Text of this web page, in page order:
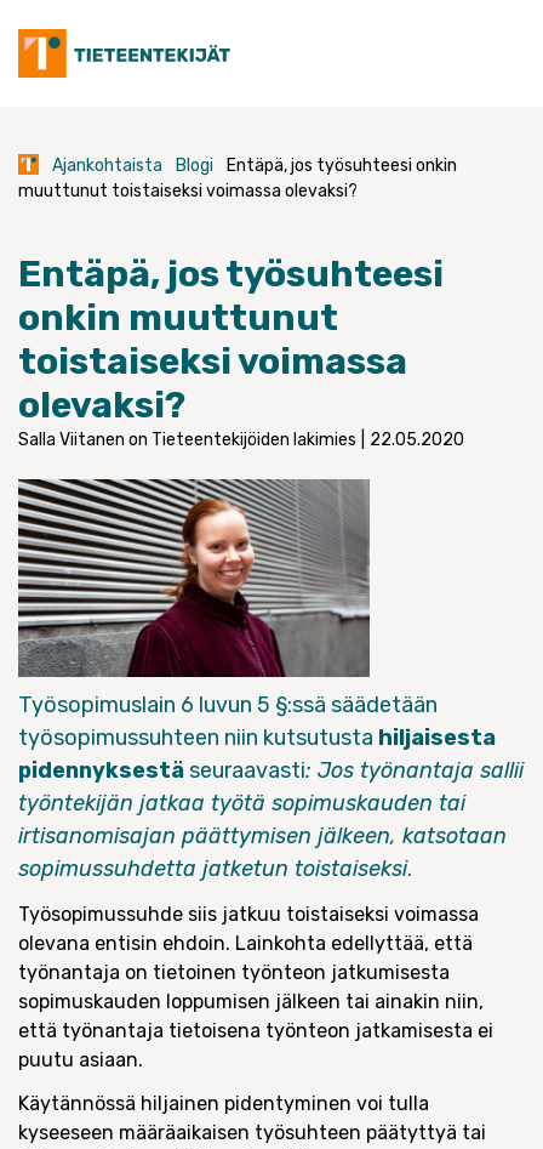
content
Ajankohtaista Blogi
Entäpä, jos työsuhteesi onkin
muuttunut toistaiseksi voimassa olevaksi?
Entäpä, jos työsuhteesi
onkin muuttunut
toistaiseksi voimassa
olevaksi?
Salla Viitanen on Tieteentekijöiden lakimies 22.05.2020
Työsopimuslain 6 luvun 5 §:ssä säädetään
työsopimussuhteen niin kutsutusta hiljaisesta
pidennyksestäseuraavasti: Jos työnantaja sallii
työntekijän jatkaa työtä sopimuskauden tai
irtisanomisajan päättymisen jälkeen, katsotaan
sopimussuhdetta jatketun toistaiseksi.
Työsopimussuhde siis jatkuu toistaiseksi voimassa
olevana entisin ehdoin. Lainkohta edellyttää, että
työnantaja on tietoinen työnteon jatkumisesta
sopimuskauden loppumisen jälkeen tai ainakin niin,
että työnantaja tietoisena työnteon jatkamisesta ei
puutu asiaan.
Käytännössä hiljainen pidentyminen voi tulla
kyseeseen määräaikaisen työsuhteen päätyttyä tai